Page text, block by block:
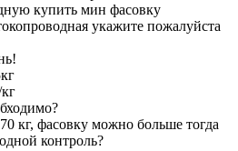
купить мин фасовку
укажите пожалуйста
кг, фасовку можно больше тогда
контроль?